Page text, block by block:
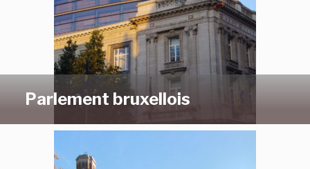
Parlement bruxellois